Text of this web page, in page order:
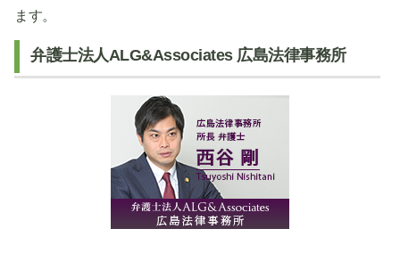
ます。
弁護士法人ALG&Associates 広島法律事務所